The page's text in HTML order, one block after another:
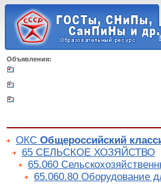
Объявления:
ОКС Общероссийский
65 СЕЛЬСКОЕ ХОЗЯЙСТВО
65.060
65.060.80 Оборудование